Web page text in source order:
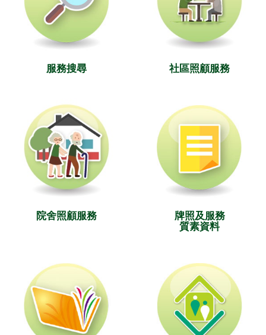
服務搜尋 社區照顧服務
院舍照顧服務
牌照及服務
質素資料